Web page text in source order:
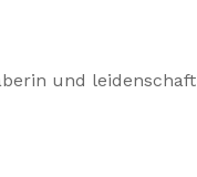
und